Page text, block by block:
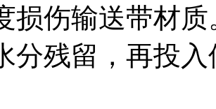
损伤输送带材
分残留，再投入